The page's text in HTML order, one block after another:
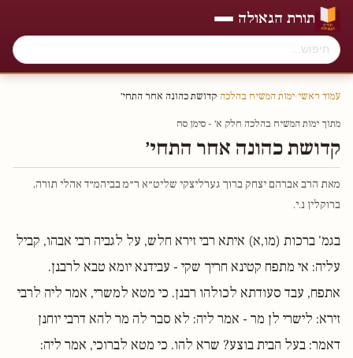
תורת הגאולה
עמוד ראשי›ימות המשיח בהלכה›קדושת כהונה אחר התחי׳
מתוך ימות המשיח בהלכה חלק א׳ - סימן סח
קדושת כהונה אחר התחי׳
מאת הרב אברהם יצחק ברוך גערליצקי שליט״א ר״מ בביהמ״ד אהלי תורה,
ברוקלין נ.י.
בגמ' ברכות (מו,א) איתא רבי זירא חלש, על לגביה רבי אבהו, קביל
עליה: אי מתפח קטינא חריך שקי - עבידנא יומא טבא לרבנן.
אתפח, עבד סעודתא לכולהו רבנן. כי מטא למשרי, אמר ליה לרבי
זירא: לישרי לן מר - אמר ליה: לא סבר לה מר להא דרבי יוחנן
דאמר: בעל הבית בוצע? שרא להו. כי מטא לברוכי, אמר ליה: